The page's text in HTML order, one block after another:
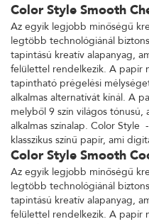
Color Style Smooth
Az egyik legjobb minőségű
legtöbb technológiánál
tapintású kreatív alapanyag,
felülettel rendelkezik. A papír
tapintható prégelési
alkalmas alternatívát kínál. A
melyből 9 szín világos tónusú,
alkalmas színalap. Color Style
klasszikus színű papír, ami
Color Style Smooth
Az egyik legjobb minőségű
legtöbb technológiánál
tapintású kreatív alapanyag,
felülettel rendelkezik. A papír